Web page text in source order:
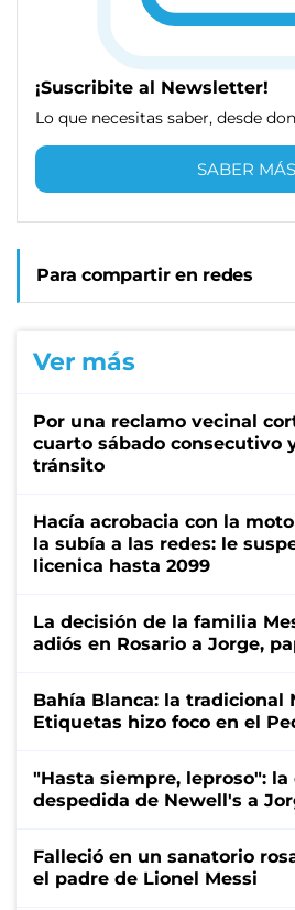
¡Suscribite al Newsletter!
Lo que necesitas saber, desde
SABER MÁS
Para compartir en redes
Ver más
Por una reclamo vecinal
cuarto sábado consecutivo
tránsito
Hacía acrobacia con la
la subía a las redes: le
licenica hasta 2099
La decisión de la familia
adiós en Rosario a Jorge,
Bahía Blanca: la tradicional
Etiquetas hizo foco en el
"Hasta siempre, leproso": la
despedida de Newell's a
Falleció en un sanatorio
el padre de Lionel Messi